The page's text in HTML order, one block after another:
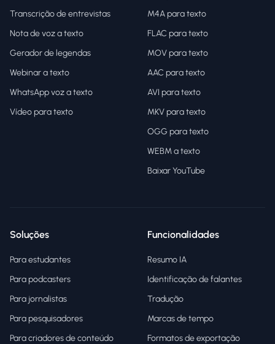
Transcrição de entrevistas
Nota de voz a texto
Gerador de legendas
Webinar a texto
WhatsApp voz a texto
Vídeo para texto
M4A para texto
FLAC para texto
MOV para texto
AAC para texto
AVI para texto
MKV para texto
OGG para texto
WEBM a texto
Baixar YouTube
Soluções
Para estudantes
Para podcasters
Para jornalistas
Para pesquisadores
Para criadores de conteúdo
Funcionalidades
Resumo IA
Identificação de falantes
Tradução
Marcas de tempo
Formatos de exportação